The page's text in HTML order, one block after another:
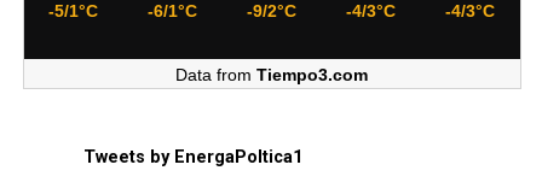
-5/1°C -6/1°C -9/2°C -4/3°C -4/3°C
Data fromTiempo3.com
Tweets by EnergaPoltica1